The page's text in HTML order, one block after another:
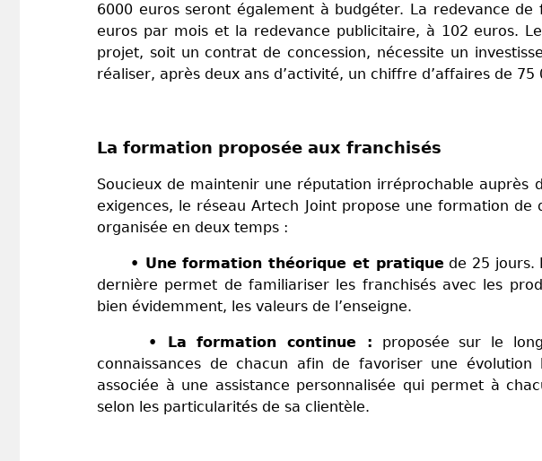
6000 euros seront également à budgéter. La redevance
euros par mois et la redevance publicitaire, à 102 euros.
projet, soit un contrat de concession, nécessite un
réaliser, après deux ans d’activité, un chiffre d’affaires de
La formation proposée aux franchisés
Soucieux de maintenir une réputation irréprochable auprès
exigences, le réseau Artech Joint propose une formation
organisée en deux temps :
• Une formation théorique et pratique de 25 jours.
dernière permet de familiariser les franchisés avec les
bien évidemment, les valeurs de l’enseigne.
• La formation continue : proposée sur le
connaissances de chacun afin de favoriser une
associée à une assistance personnalisée qui permet à
selon les particularités de sa clientèle.